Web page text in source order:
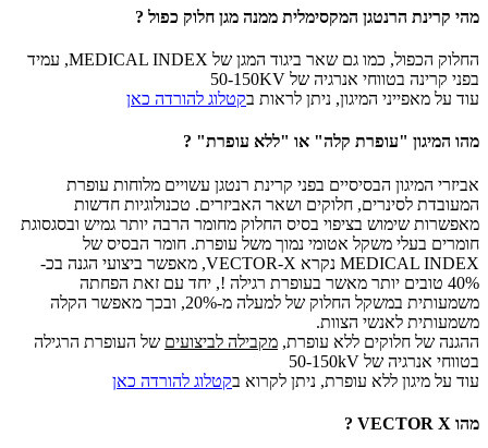
מהי קרינת הרנטגן המקסימלית ממנה מגן חלוק כפול ?
החלוק הכפול, כמו גם שאר ביגוד המגן של MEDICAL INDEX, עמיד
בפני קרינה בטווחי אנרגיה של 50-150KV
עוד על מאפייני המיגון, ניתן לראות בקטלוג להורדה כאן
מהו המיגון "עופרת קלה" או "ללא עופרת" ?
אביזרי המיגון הבסיסיים בפני קרינת רנטגן עשויים מלוחות עופרת
המעובדת לסינרים, חלוקים ושאר האביזרים. טכנולוגיות חדשות
מאפשרות שימוש בציפוי בסיס החלוק מחומר הרבה יותר גמיש ובסגסוגת
חומרים בעלי משקל אטומי נמוך משל עופרת. חומר הבסיס של
MEDICAL INDEX נקרא VECTOR-X, מאפשר ביצועי הגנה בכ-
40% טובים יותר מאשר בעופרת רגילה !, יחד עם זאת הפחתה
משמעותית במשקל החלוק של למעלה מ-20%, ובכך מאפשר הקלה
משמעותית לאנשי הצוות.
ההגנה של חלוקים ללא עופרת, מקבילה לביצועים של העופרת הרגילה
בטווחי אנרגיה של 50-150kV
עוד על מיגון ללא עופרת, ניתן לקרוא בקטלוג להורדה כאן
מהו VECTOR X ?